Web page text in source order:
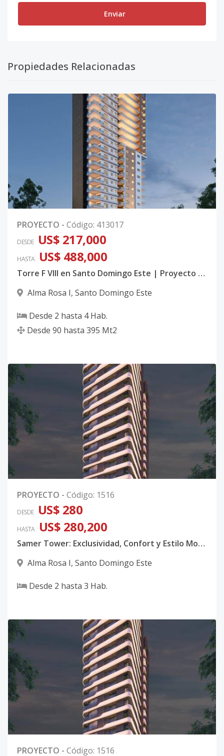
Enviar
Propiedades Relacionadas
PROYECTO - Código: 413017
DESDE US$ 217,000
HASTA US$ 488,000
Torre F VIII en Santo Domingo Este | Proyecto Residencial con Helipuerto y Penthouses de Lujo
Alma Rosa I, Santo Domingo Este
Desde 2 hasta 4Hab.
Desde 90 hasta 395 Mt2
PROYECTO - Código: 1516
DESDE US$ 280
HASTA US$ 280,200
Samer Tower: Exclusividad, Confort y Estilo Moderno
Alma Rosa I, Santo Domingo Este
Desde 2 hasta 3 Hab.
PROYECTO - Código: 1516